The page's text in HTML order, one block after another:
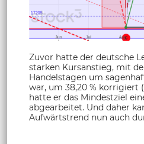
Zuvor hatte der deutsche
starken Kursanstieg, mit
Handelstagen um
war, um 38,20 % korrigiert
hatte er das Mindestziel
abgearbeitet. Und daher
Aufwärtstrend nun auch